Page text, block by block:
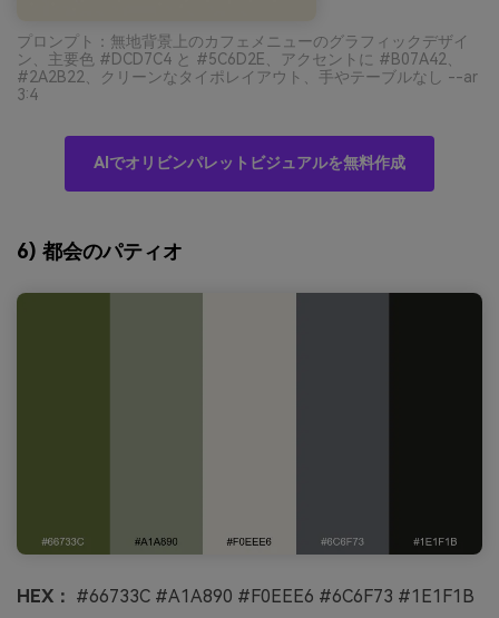
プロンプト：無地背景上のカフェメニューのグラフィックデザイ
ン、主要色 #DCD7C4 と #5C6D2E、アクセントに #B07A42、
#2A2B22、クリーンなタイポレイアウト、手やテーブルなし --ar
3:4
AIでオリビンパレットビジュアルを無料作成
6) 都会のパティオ
HEX： #66733C #A1A890 #F0EEE6 #6C6F73 #1E1F1B